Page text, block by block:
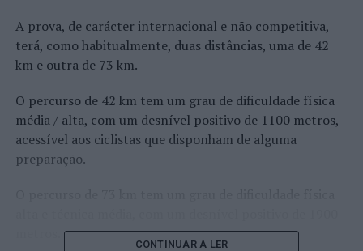
A prova, de carácter internacional e não competitiva,
terá, como habitualmente, duas distâncias, uma de 42
km e outra de 73 km.
O percurso de 42 km tem um grau de dificuldade física
média / alta, com um desnível positivo de 1100 metros,
acessível aos ciclistas que disponham de alguma
preparação.
CONTINUAR A LER